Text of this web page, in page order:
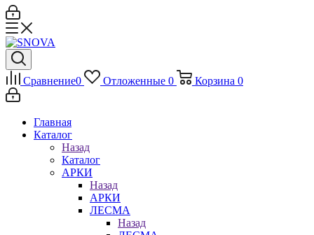
Сравнение0 Отложенные 0 Корзина 0
Главная
Каталог
Назад
Каталог
АРКИ
Назад
АРКИ
ЛЕСМА
Назад